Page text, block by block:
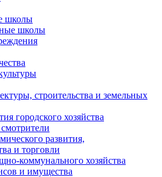
школы
школы
строительства и земельных
городского хозяйства
развития,
и торговли
коммунального хозяйства
и имущества